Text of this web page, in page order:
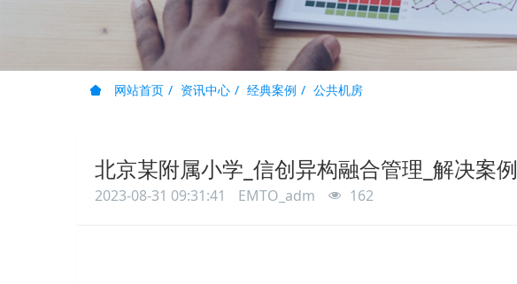
网站首页 资讯中心 经典案例 公共机房
北京某附属小学_信创异构融合管理_解决案例
2023-08-31 09:31:41 EMTO_adm 162